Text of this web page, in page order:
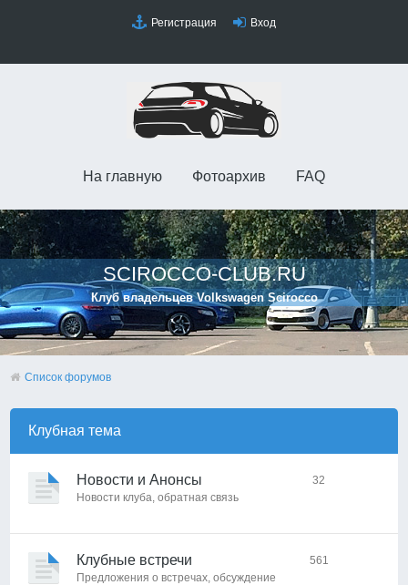
Регистрация Вход
На главную Фотоархив FAQ
SCIROCCO-CLUB.RU
Клуб владельцев Volkswagen Scirocco
Список форумов
Клубная тема
Новости и Анонсы
Новости клуба, обратная связь
32
Клубные встречи
Предложения о встречах, обсуждение
561